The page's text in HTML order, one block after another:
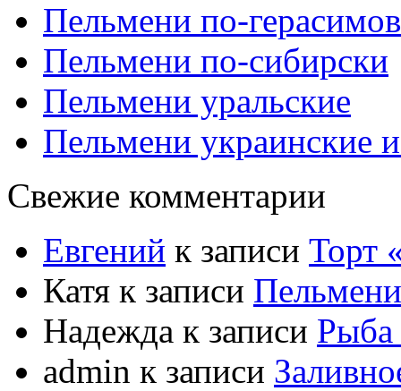
Пельмени по-
Пельмени по-сибирски
Пельмени уральские
Пельмени украинские
Свежие комментарии
Евгений к записи
Катя к записи
Надежда к записи Рыба
admin к записи